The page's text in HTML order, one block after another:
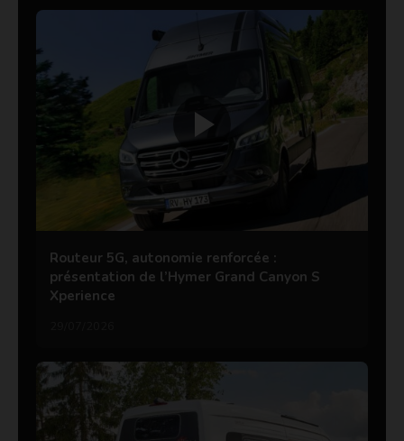
Routeur 5G, autonomie renforcée :
présentation de l’Hymer Grand Canyon S
Xperience